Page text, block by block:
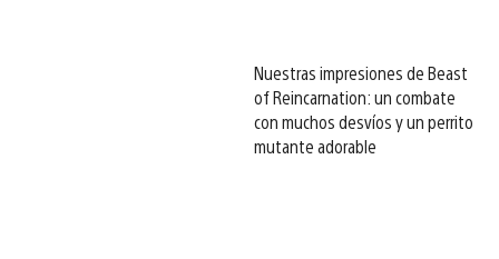
Nuestras impresiones de Beast
of Reincarnation: un combate
con muchos desvíos y un perrito
mutante adorable